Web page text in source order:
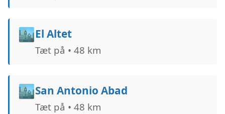
🏙️El Altet
Tæt på • 48 km
🏙️San Antonio Abad
Tæt på • 48 km